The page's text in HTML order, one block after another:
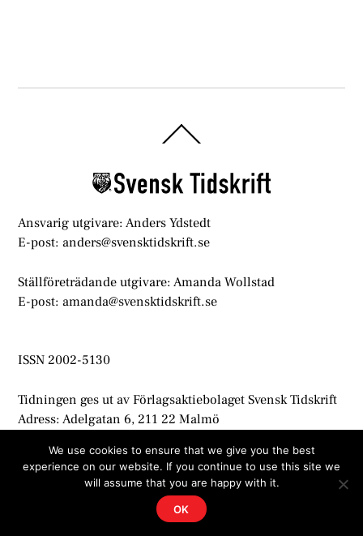
To
Ansvarig utgivare: Anders Ydstedt
E-post: anders@svensktidskrift.se
Ställföreträdande utgivare: Amanda Wollstad
E-post: amanda@svensktidskrift.se
ISSN 2002-5130
Tidningen ges ut av Förlagsaktiebolaget Svensk Tidskrift
Adress: Adelgatan 6, 211 22 Malmö
© Svensk Tidskrift 2021
We use cookies to ensure that we give you the best
experience on our website. If you continue to use this site we
will assume that you are happy with it.
OK